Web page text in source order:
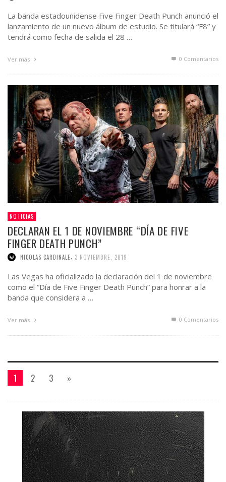
La banda estadounidense Five Finger Death Punch anunció el
lanzamiento de un nuevo álbum de estudio. Se titulará “F8” y
tendrá como fecha de salida el 28 …
Ver más 0 Comentarios
NOTICIAS
DECLARAN EL 1 DE NOVIEMBRE “DÍA DE FIVE
FINGER DEATH PUNCH”
NICOLAS CARDINALE 3 NOVIEMBRE, 2019
Las Vegas ha oficializado la declaración del 1 de noviembre
como el “Día de Five Finger Death Punch” para honrar a la
banda que considera a …
Ver más 0 Comentarios
1 2 3 »